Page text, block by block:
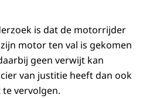
is dat de motorrijder
motor ten val is gekomen
geen verwijt kan
van justitie heeft dan ook
vervolgen.